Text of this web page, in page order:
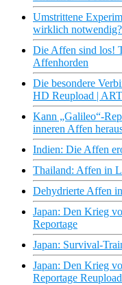
Umstrittene
wirklich
Die Affen sind los!
Affenhorden
Die besondere
HD Reupload |
Kann „Galileo“-
inneren Affen
Indien: Die Affen
Thailand: Affen in
Dehydrierte Affen
Japan: Den Krieg
Reportage
Japan: Survival-
Japan: Den Krieg
Reportage Reupload